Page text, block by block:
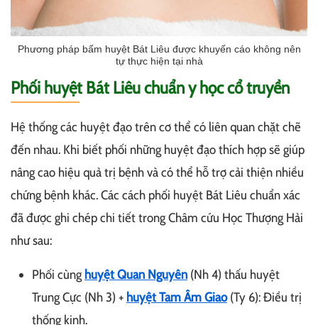
Phương pháp bấm huyệt Bát Liêu được khuyến cáo không nên
tự thực hiện tại nhà
Phối huyệt Bát Liêu chuẩn y học cổ truyền
Hệ thống các huyệt đạo trên cơ thể có liên quan chặt chẽ
đến nhau. Khi biết phối những huyệt đạo thích hợp sẽ giúp
nâng cao hiệu quả trị bệnh và có thể hỗ trợ cải thiện nhiều
chứng bệnh khác. Các cách phối huyệt Bát Liêu chuẩn xác
đã được ghi chép chi tiết trong Châm cứu Học Thượng Hải
như sau:
Phối cùng huyệt Quan Nguyên (Nh 4) thấu huyệt
Trung Cực (Nh 3) + huyệt Tam Âm Giao(Ty 6): Điều trị
thống kinh.